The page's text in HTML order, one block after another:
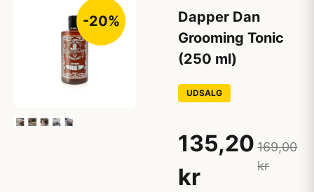
-20%
Dapper Dan
Grooming Tonic
(250 ml)
UDSALG
135,20
kr
169,00
kr